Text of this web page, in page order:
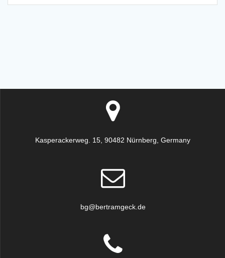
Kasperackerweg. 15, 90482 Nürnberg, Germany
bg@bertramgeck.de